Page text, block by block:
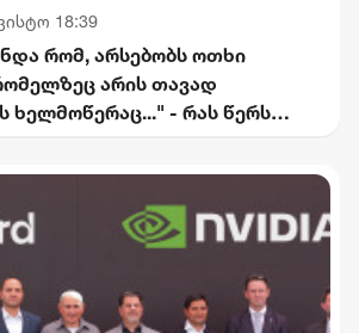
18:39
რომ, არსებობს ოთხი
არის თავად
ხელმოწერაც..." - რას წერს